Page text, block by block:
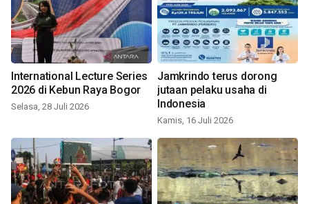
International Lecture Series
2026 di Kebun Raya Bogor
Selasa, 28 Juli 2026
Jamkrindo terus dorong
jutaan pelaku usaha di
Indonesia
Kamis, 16 Juli 2026